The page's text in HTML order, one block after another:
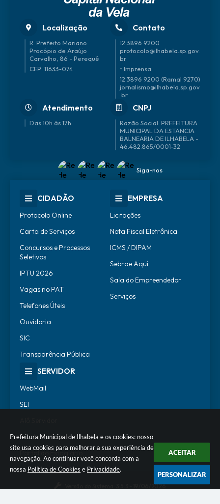
Prefeitura Municipal de Ilhabela e os cookies: nosso
site usa cookies para melhorar a sua experiência de
navegação. Ao continuar você concorda com a
nossa Política de Cookies e Privacidade.
ACEITAR
PERSONALIZAR
Localização
R. Prefeito Mariano
Procópio de Araújo
Carvalho, 86 - Perequê
CEP: 11633-074
Contato
12 3896 9200
protocolo@ilhabela.sp.gov.
br
• Imprensa
12 3896 9200 (Ramal 9270)
jornalismo@ilhabela.sp.gov
.br
Atendimento
Das 10h às 17h
CNPJ
46.482.865/0001-32
Siga-nos
CIDADÃO
Protocolo Online
Carta de Serviços
Concursos e Processos
Seletivos
IPTU 2026
Vagas no PAT
Telefones Úteis
Ouvidoria
SIC
Transparência Pública
EMPRESA
Licitações
Nota Fiscal Eletrônica
ICMS / DIPAM
Sebrae Aqui
Sala do Empreendedor
Serviços
SERVIDOR
WebMail
SEI
Escola de Governo
Portal do Estagiário
3.5.3 - 19/06/2026